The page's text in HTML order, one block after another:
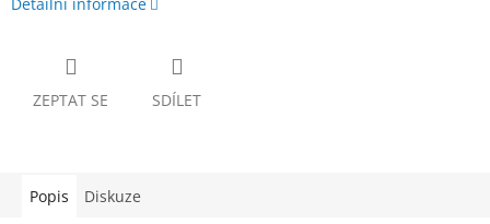
Detailní informace
ZEPTAT SE SDÍLET
Popis Diskuze